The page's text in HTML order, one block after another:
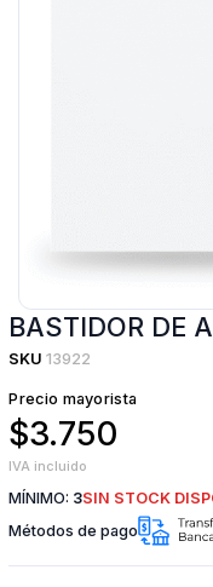
BASTIDOR DE
SKU 13922
Precio mayorista
$3.750
IVA incluido
MÍNIMO: 3SIN STOCK
Métodos de pago